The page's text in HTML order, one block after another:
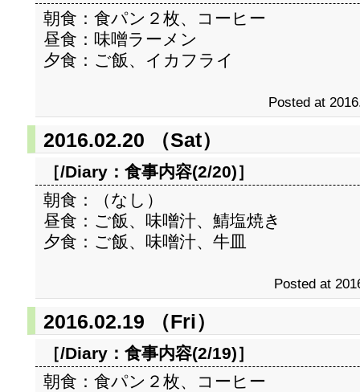
朝食：食パン２枚、コーヒー
昼食：味噌ラーメン
夕食：ご飯、イカフライ
Posted at
2016.02.20 （Sat）
［/Diary： 食事内容(2/20)］
朝食：（なし）
昼食：ご飯、味噌汁、鯖塩焼き
夕食：ご飯、味噌汁、牛皿
Posted at
2016.02.19 （Fri）
［/Diary： 食事内容(2/19)］
朝食：食パン２枚、コーヒー